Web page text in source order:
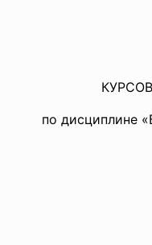
по дисциплине